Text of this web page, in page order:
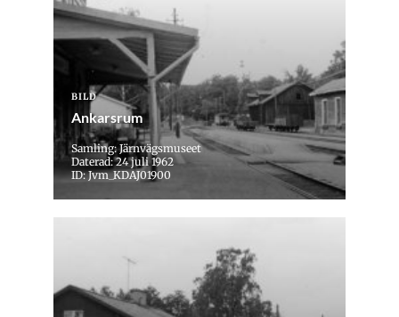
BILD
Ankarsrum
Samling: Järnvägsmuseet
Daterad: 24 juli 1962
ID: Jvm_KDAJ01900